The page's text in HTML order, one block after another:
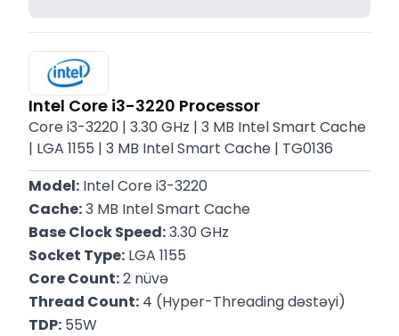
Intel Core i3-3220 Processor
Core i3-3220 | 3.30 GHz | 3 MB Intel Smart Cache
| LGA 1155 | 3 MB Intel Smart Cache | TG0136
Model: Intel Core i3-3220
Cache: 3 MB Intel Smart Cache
Base Clock Speed: 3.30 GHz
Socket Type: LGA 1155
Core Count: 2 nüvə
Thread Count: 4 (Hyper-Threading dəstəyi)
TDP: 55W